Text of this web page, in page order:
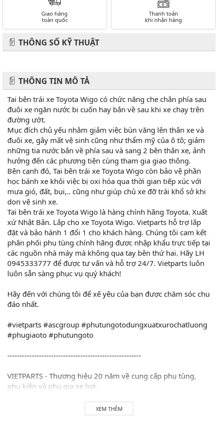
Giao hàng
toàn quốc
Thanh toán
khi nhận hàng
THÔNG SỐ KỸ THUẬT
THÔNG TIN MÔ TẢ
Tai bên trái xe Toyota Wigo có chức năng che chắn phía sau
đuôi xe ngăn nước bị cuốn hay bắn về sau khi xe chạy trên
đường ướt.
Mục đích chủ yếu nhằm giảm việc bùn văng lên thân xe và
đuôi xe, gây mất vệ sinh cũng như thẩm mỹ của ô tô; giảm
những tia nước bắn về phía sau và sang 2 bên thân xe, ảnh
hưởng đến các phương tiện cùng tham gia giao thông.
Bên cạnh đó, Tai bên trái xe Toyota Wigo còn bảo vệ phần
học bánh xe khỏi việc bị oxi hóa qua thời gian tiếp xúc với
mưa gió, đất, bụi,.. cũng như giúp chủ xe đỡ trái khổ sở khi
dọn vệ sinh xe.
Tai bên trái xe Toyota Wigo là hàng chính hãng Toyota. Xuất
xứ Nhật Bản. Lắp cho xe Toyota Wigo. Vietparts hỗ trợ lắp
đặt và bảo hành 1 đổi 1 cho khách hàng. Chúng tôi cam kết
phân phối phụ tùng chính hãng được nhập khẩu trực tiếp tại
các nguồn nhà máy mà không qua tay bên thứ hai. Hãy LH
0945333777 để được tư vấn và hỗ trợ 24/7. Vietparts luôn
luôn sẵn sàng phục vụ quý khách!
Hãy đến với chúng tôi để xế yêu của bạn được chăm sóc chu
đáo nhất.
#vietparts #ascgroup #phutungotodungxuatxurochatluong
#phugiaoto #phutungoto
-------------------------------------------------------
VIETPARTS - Thương hiệu 20 năm về cung cấp phụ tùng,
phụ kiện và phụ gia xe hơi.
Địa chỉ: 434 Trần Khát Chân- Hai Bà Trưng- Hà Nội
XEM THÊM